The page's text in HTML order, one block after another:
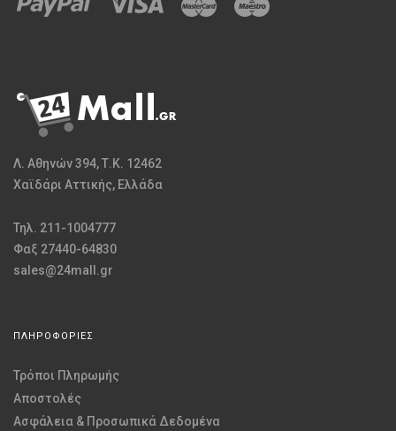
Λ. Αθηνών 394, Τ.Κ. 12462
Χαϊδάρι Αττικής, Ελλάδα
Τηλ. 211-1004777
Φαξ 27440-64830
sales@24mall.gr
ΠΛΗΡΟΦΟΡΙΕΣ
Τρόποι Πληρωμής
Αποστολές
Ασφάλεια & Προσωπικά Δεδομένα